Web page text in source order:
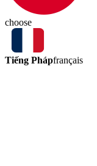
choose
Tiếng Phápfrançais